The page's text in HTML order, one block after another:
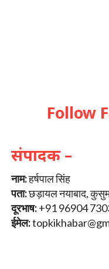
Follow
संपादक –
नाम:हर्षपाल सिंह
पता:छड़ायल नयाबाद,
दूरभाष:+91 96904
ईमेल: